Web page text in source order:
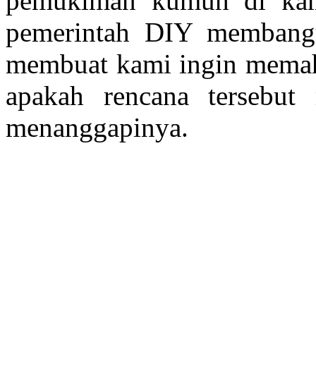
pemerintah DIY
membuat kami ingin
apakah rencana
menanggapinya.